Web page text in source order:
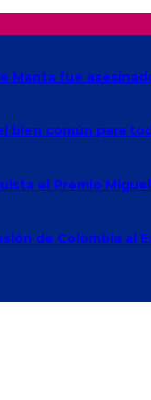
Manta fue
bien común para
el Premio
de Colombia al